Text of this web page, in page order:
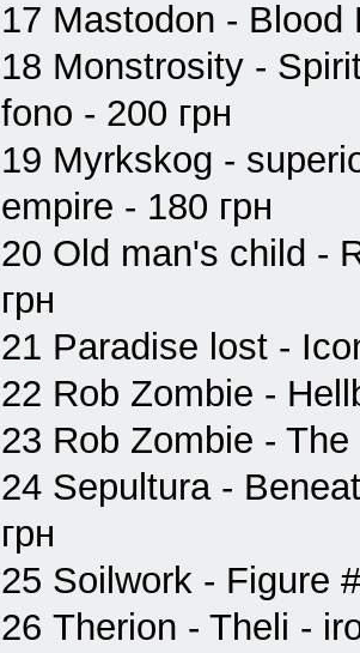
17 Mastodon - Blood
18 Monstrosity -
fono - 200 грн
19 Myrkskog -
empire - 180 грн
20 Old man's child -
грн
21 Paradise lost -
22 Rob Zombie -
23 Rob Zombie -
24 Sepultura -
грн
25 Soilwork - Figure
26 Therion - Theli -